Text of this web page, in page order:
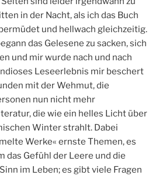
in der Nacht, als ich das Buch
und hellwach gleichzeitig.
das Gelesene zu sacken, sich
und mir wurde nach und nach
Leseerlebnis mir beschert
mit der Wehmut, die
nun nicht mehr
die wie ein helles Licht über
Winter strahlt. Dabei
Werke« ernste Themen, es
das Gefühl der Leere und die
im Leben; es gibt viele Fragen